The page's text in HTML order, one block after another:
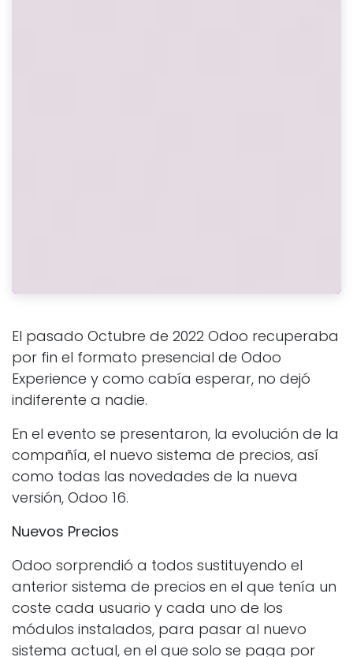
El pasado Octubre de 2022 Odoo recuperaba
por fin el formato presencial de Odoo
Experience y como cabía esperar, no dejó
indiferente a nadie.
En el evento se presentaron, la evolución de la
compañía, el nuevo sistema de precios, así
como todas las novedades de la nueva
versión, Odoo 16.
Nuevos Precios
Odoo sorprendió a todos sustituyendo el
anterior sistema de precios en el que tenía un
coste cada usuario y cada uno de los
módulos instalados, para pasar al nuevo
sistema actual, en el que solo se paga por